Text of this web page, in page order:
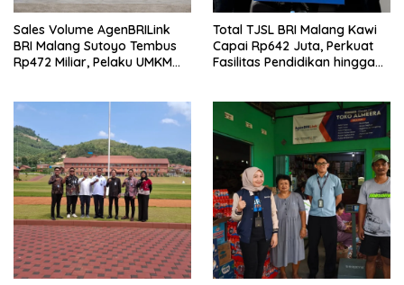
Sales Volume AgenBRILink
BRI Malang Sutoyo Tembus
Rp472 Miliar, Pelaku UMKM
Total TJSL BRI Malang Kawi
Capai Rp642 Juta, Perkuat
Fasilitas Pendidikan hingga